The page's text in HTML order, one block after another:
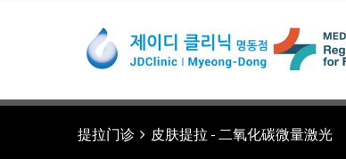
提拉门诊 皮肤提拉 - 二氧化碳微量激光